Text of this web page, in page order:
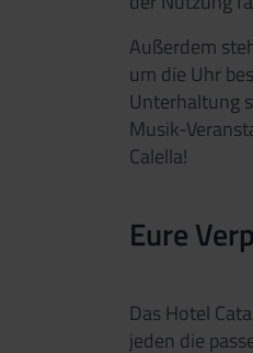
Außerdem
um die Uhr
Unterhaltung
Musik-
Calella!
Eure
Das Hotel
jeden die